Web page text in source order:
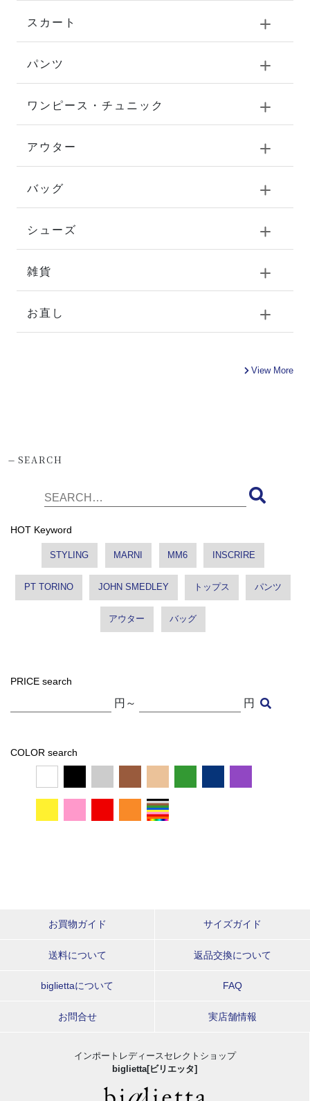
スカート
パンツ
ワンピース・チュニック
アウター
バッグ
シューズ
雑貨
お直し
View More
-SEARCH
HOT Keyword
STYLING MARNI MM6 INSCRIRE
PT TORINO JOHN SMEDLEY トップス パンツ
アウター バッグ
PRICE search
円～ 円
COLOR search
お買物ガイド サイズガイド
送料について 返品交換について
bigliettaについて FAQ
お問合せ 実店舗情報
インポートレディースセレクトショップ
biglietta[ビリエッタ]